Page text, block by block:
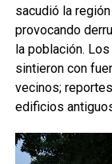
sacudió la
provocando
la población.
sintieron con
vecinos;
edificios